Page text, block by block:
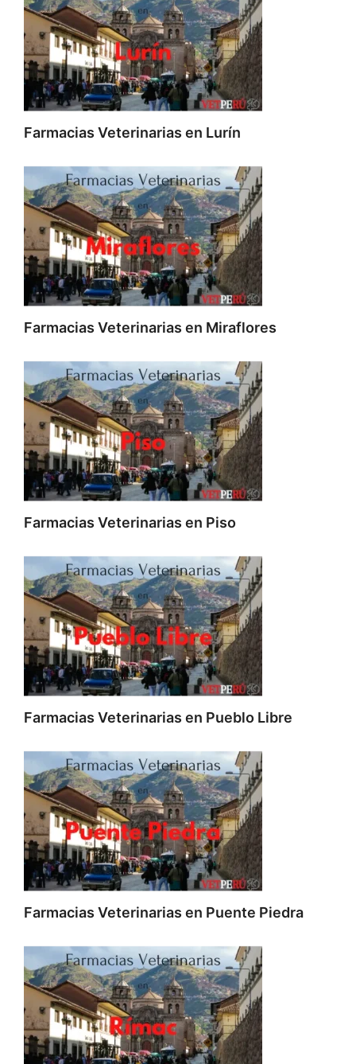
Farmacias Veterinarias en Lurín
Farmacias Veterinarias en Miraflores
Farmacias Veterinarias en Piso
Farmacias Veterinarias en Pueblo Libre
Farmacias Veterinarias en Puente Piedra